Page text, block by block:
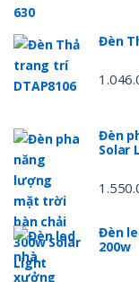
Đèn
Đèn
Solar
Đèn
200w